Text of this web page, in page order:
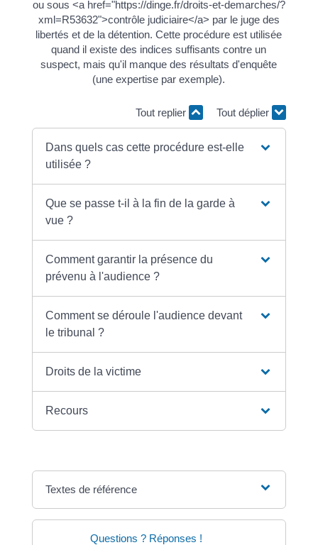
ou sous <a href="https://dinge.fr/droits-et-demarches/?
xml=R53632">contrôle judiciaire</a> par le juge des
libertés et de la détention. Cette procédure est utilisée
quand il existe des indices suffisants contre un
suspect, mais qu'il manque des résultats d'enquête
(une expertise par exemple).
Tout replier Tout déplier
Dans quels cas cette procédure est-elle
utilisée ?
Que se passe t-il à la fin de la garde à
vue ?
Comment garantir la présence du
prévenu à l'audience ?
Comment se déroule l'audience devant
le tribunal ?
Droits de la victime
Recours
Textes de référence
Questions ? Réponses !